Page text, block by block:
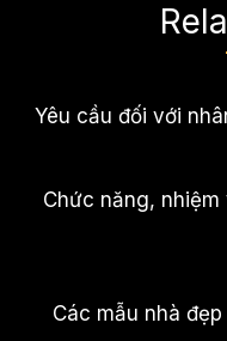
Yêu cầu đối với
Chức năng,
Các mẫu nhà